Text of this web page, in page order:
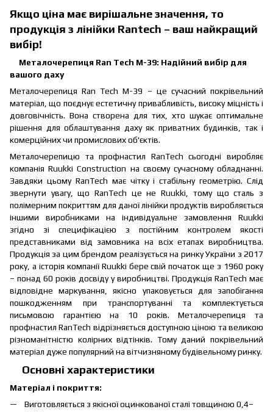
Якщо ціна має вирішальне значення, то
продукція з лінійки Rantech – ваш найкращий
вибір!
Металочерепиця Ran Tech М-39: Надійний вибір для
вашого даху
Металочерепиця Ran Tech М-39 – це сучасний покрівельний
матеріал, що поєднує естетичну привабливість, високу міцність і
довговічність. Вона створена для тих, хто шукає оптимальне
рішення для облаштування даху як приватних будинків, так і
комерційних чи промислових об'єктів.
Металочерепицю та профнастил RanTech сьогодні виробляє
компанія Ruukki Construction на своєму сучасному обладнанні.
Завдяки цьому RanTech має чітку і стабільну геометрію. Слід
звернути увагу, що RanTech це не Ruukki, тому що сталь з
полімерним покриттям для даної лінійки продуктів виробляється
іншими виробниками на індивідуальне замовлення Ruukki
згідно зі специфікацією з постійним контролем якості
представниками від замовника на всіх етапах виробництва.
Продукція за цим брендом реалізується на ринку України з 2017
року, а історія компанії Ruukki бере свій початок ще з 1960 року
– понад 60 років досвіду у виробництві. Продукція RanTech має
відповідне маркування, якісно упаковується для запобігання
пошкодженням при транспортуванні та комплектується
письмовою гарантією на 10 років. Металочерепиця та
профнастил RanTech відрізняється доступною ціною та великою
різноманітністю колірних відтінків. Тому даний покрівельний
матеріал дуже популярний на вітчизняному будівельному ринку.
Основні характеристики
Матеріал і покриття:
Виготовляється з якісної оцинкованої сталі товщиною 0,4–